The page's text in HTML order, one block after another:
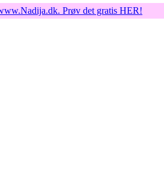
. Prøv det gratis HER!